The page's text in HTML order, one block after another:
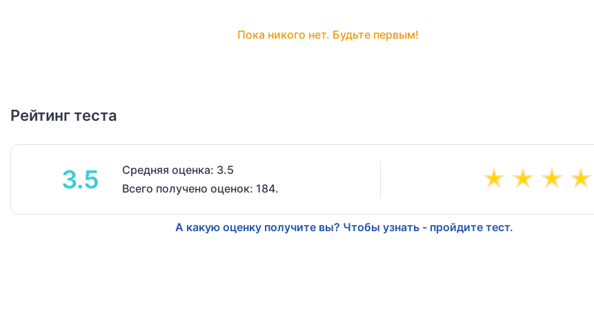
Пока никого нет. Будьте первым!
Рейтинг теста
3.5
Средняя оценка: 3.5
Всего получено оценок: 184.
А какую оценку получите вы? Чтобы узнать - пройдите тест.